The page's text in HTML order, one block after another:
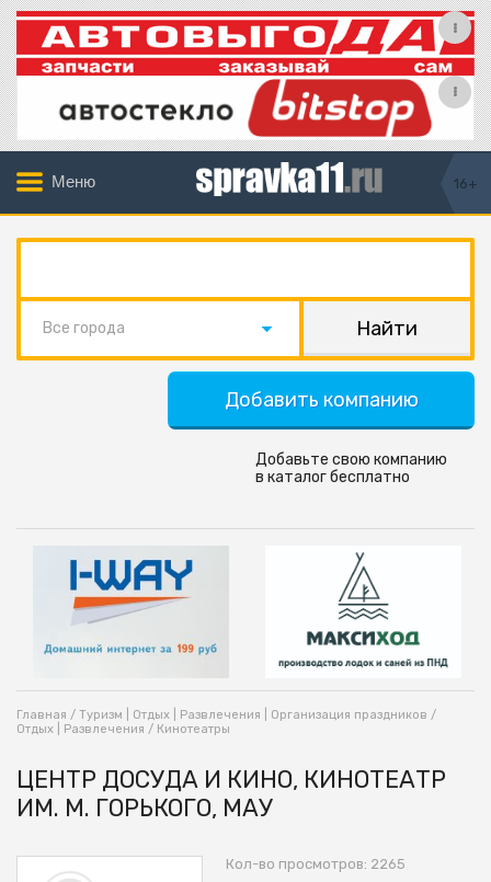
Меню 16+
Все города
Добавить компанию
Добавьте свою компанию
в каталог бесплатно
Главная / Туризм | Отдых | Развлечения | Организация праздников /
Отдых | Развлечения / Кинотеатры
ЦЕНТР ДОСУДА И КИНО, КИНОТЕАТР
ИМ. М. ГОРЬКОГО, МАУ
Кол-во просмотров: 2265